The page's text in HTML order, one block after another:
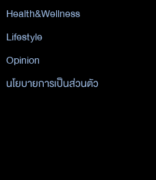
Health&Wellness
Lifestyle
Opinion
นโยบายการเป็นส่วนตัว